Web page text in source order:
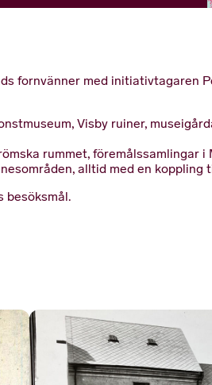
fornvänner med initiativtagaren
Visby ruiner,
rummet,
alltid med en koppling
besöksmål.